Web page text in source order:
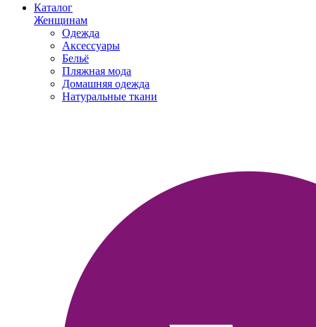
Каталог
Женщинам
Одежда
Аксессуары
Бельё
Пляжная мода
Домашняя одежда
Натуральные ткани